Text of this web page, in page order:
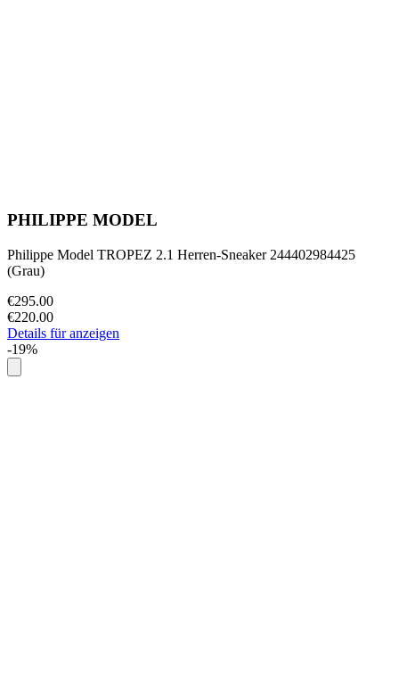
PHILIPPE MODEL
Philippe Model TROPEZ 2.1 Herren-Sneaker 244402984425
(Grau)
€295.00
€220.00
Details für anzeigen
-19%